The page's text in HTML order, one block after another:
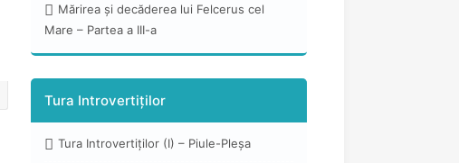
Mărirea și decăderea lui Felcerus cel
Mare – Partea a III-a
Tura Introvertiților
Tura Introvertiților (I) – Piule-Pleșa